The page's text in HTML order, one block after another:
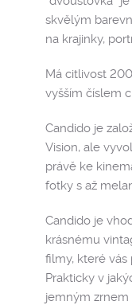
skvělým
na krajinky,
Má citlivost
vyšším číslem
Candido je
Vision, ale
právě ke
fotky s až
Candido je
krásnému
filmy, které vás
Prakticky v
jemným zrnem